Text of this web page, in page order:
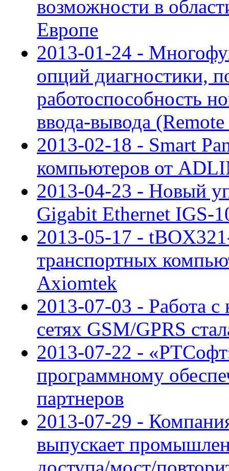
возможности в
Европе
2013-01-24 -
опций диагностики,
работоспособность
ввода-вывода
2013-02-18 - Smart
компьютеров от
2013-04-23 - Новый
Gigabit Ethernet IGS-
2013-05-17 -
транспортных
Axiomtek
2013-07-03 - Работа
сетях GSM/GPRS
2013-07-22 -
программному
партнеров
2013-07-29 -
выпускает